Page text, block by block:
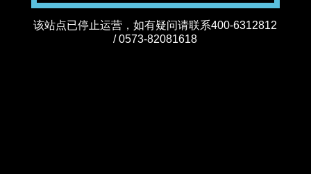
该站点已停止运营，如有疑问请联系400-6312812
/ 0573-82081618